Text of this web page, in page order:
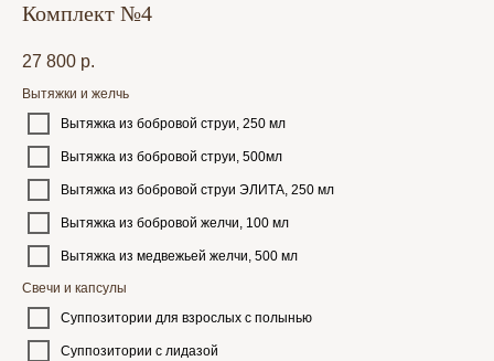
Комплект №4
27 800 р.
Вытяжки и желчь
Вытяжка из бобровой струи, 250 мл
Вытяжка из бобровой струи, 500мл
Вытяжка из бобровой струи ЭЛИТА, 250 мл
Вытяжка из бобровой желчи, 100 мл
Вытяжка из медвежьей желчи, 500 мл
Свечи и капсулы
Суппозитории для взрослых с полынью
Суппозитории с лидазой